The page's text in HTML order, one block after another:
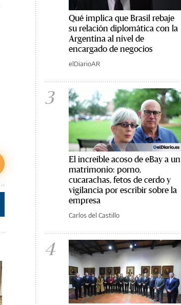
Qué implica que Brasil rebaje
su relación diplomática con la
Argentina al nivel de
encargado de negocios
elDiarioAR
3
El increíble acoso de eBay a un
matrimonio: porno,
cucarachas, fetos de cerdo y
vigilancia por escribir sobre la
empresa
Carlos del Castillo
4